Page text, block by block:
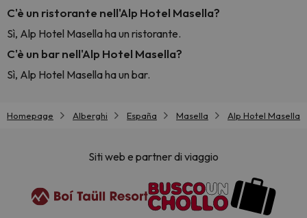
C'è un ristorante nell'Alp Hotel Masella?
Sì, Alp Hotel Masella ha un ristorante.
C'è un bar nell'Alp Hotel Masella?
Sì, Alp Hotel Masella ha un bar.
Homepage Alberghi España Masella Alp Hotel Masella
Siti web e partner di viaggio